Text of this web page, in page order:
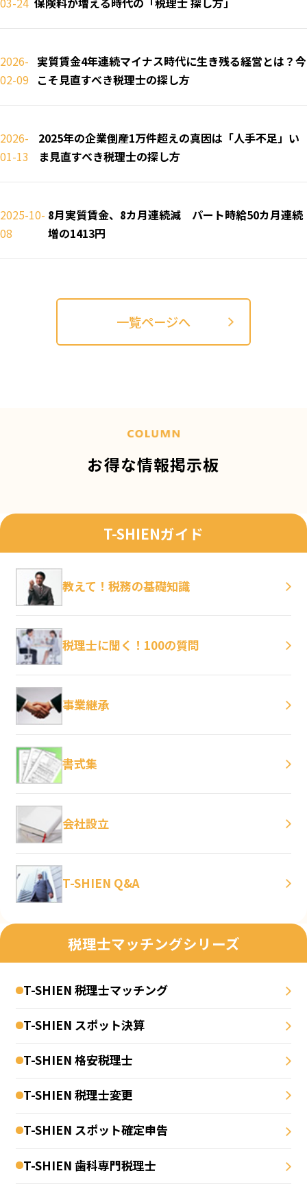
2026-
02-09
実質賃金4年連続マイナス時代に生き残る経営とは？今
こそ見直すべき税理士の探し方
2026-
01-13
2025年の企業倒産1万件超えの真因は「人手不足」い
ま見直すべき税理士の探し方
2025-10-
08
8月実質賃金、8カ月連続減 パート時給50カ月連続
増の1413円
一覧ページへ
お得な情報掲示板
T-SHIENガイド
教えて！税務の基礎知識
税理士に聞く！100の質問
事業継承
書式集
会社設立
T-SHIEN Q&A
税理士マッチングシリーズ
T-SHIEN 税理士マッチング
T-SHIEN スポット決算
T-SHIEN 格安税理士
T-SHIEN 税理士変更
T-SHIEN スポット確定申告
T-SHIEN 歯科専門税理士